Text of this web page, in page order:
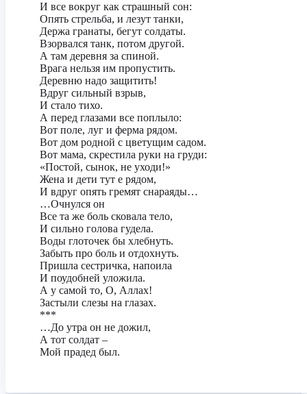
И все вокруг как страшный сон:
Опять стрельба, и лезут танки,
Держа гранаты, бегут солдаты.
Взорвался танк, потом другой.
А там деревня за спиной.
Врага нельзя им пропустить.
Деревню надо защитить!
Вдруг сильный взрыв,
И стало тихо.
А перед глазами все поплыло:
Вот поле, луг и ферма рядом.
Вот дом родной с цветущим садом.
Вот мама, скрестила руки на груди:
«Постой, сынок, не уходи!»
Жена и дети тут е рядом,
И вдруг опять гремят снараяды…
…Очнулся он
Все та же боль сковала тело,
И сильно голова гудела.
Воды глоточек бы хлебнуть.
Забыть про боль и отдохнуть.
Пришла сестричка, напоила
И поудобней уложила.
А у самой то, О, Аллах!
Застыли слезы на глазах.
***
…До утра он не дожил,
А тот солдат –
Мой прадед был.